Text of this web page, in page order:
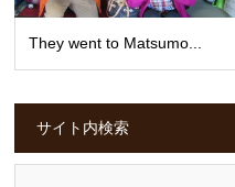
They went to Matsumo...
サイト内検索